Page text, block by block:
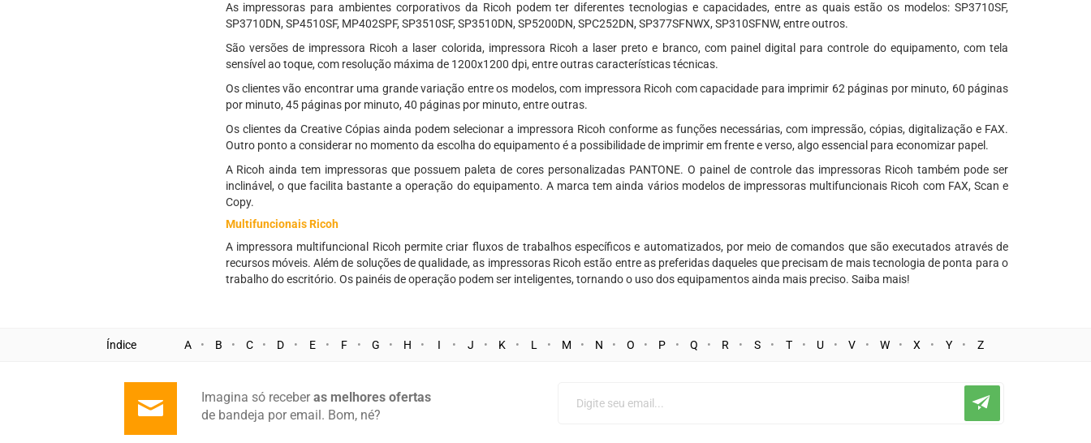
As impressoras para ambientes corporativos da Ricoh podem ter diferentes tecnologias e capacidades, entre as quais estão os modelos: SP3710SF,
SP3710DN, SP4510SF, MP402SPF, SP3510SF, SP3510DN, SP5200DN, SPC252DN, SP377SFNWX, SP310SFNW, entre outros.
São versões de impressora Ricoh a laser colorida, impressora Ricoh a laser preto e branco, com painel digital para controle do equipamento, com tela
sensível ao toque, com resolução máxima de 1200x1200 dpi, entre outras características técnicas.
Os clientes vão encontrar uma grande variação entre os modelos, com impressora Ricoh com capacidade para imprimir 62 páginas por minuto, 60 páginas
por minuto, 45 páginas por minuto, 40 páginas por minuto, entre outras.
Os clientes da Creative Cópias ainda podem selecionar a impressora Ricoh conforme as funções necessárias, com impressão, cópias, digitalização e FAX.
Outro ponto a considerar no momento da escolha do equipamento é a possibilidade de imprimir em frente e verso, algo essencial para economizar papel.
A Ricoh ainda tem impressoras que possuem paleta de cores personalizadas PANTONE. O painel de controle das impressoras Ricoh também pode ser
inclinável, o que facilita bastante a operação do equipamento. A marca tem ainda vários modelos de impressoras multifuncionais Ricoh com FAX, Scan e
Copy.
Multifuncionais Ricoh
A impressora multifuncional Ricoh permite criar fluxos de trabalhos específicos e automatizados, por meio de comandos que são executados através de
recursos móveis. Além de soluções de qualidade, as impressoras Ricoh estão entre as preferidas daqueles que precisam de mais tecnologia de ponta para o
trabalho do escritório. Os painéis de operação podem ser inteligentes, tornando o uso dos equipamentos ainda mais preciso. Saiba mais!
Índice A B C D E F G H I J K L M N O P Q R S T U V W X Y Z
Imagina só receberas melhores ofertas
de bandeja por email. Bom, né?